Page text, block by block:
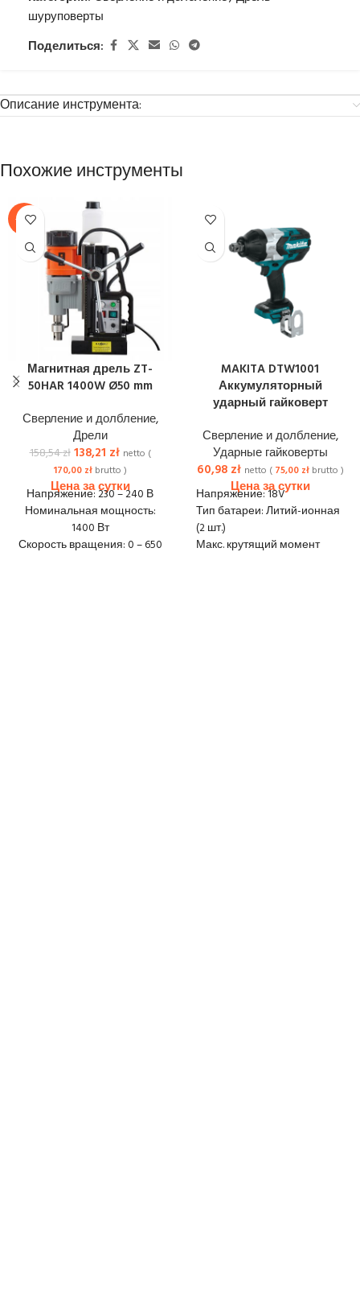
шуруповерты
Поделиться:
Описание инструмента:
Похожие инструменты
-13%
Магнитная дрель ZT-
50HAR 1400W Ø50 mm
Сверление и долбление,
Дрели
158,54zł 138,21 zł netto (
170,00 zł brutto )
Напряжение: 230 – 240 В
Номинальная мощность:
1400 Вт
Скорость вращения: 0 – 650
MAKITA DTW1001
Аккумуляторный
ударный гайковерт
Сверление и долбление,
Ударные гайковерты
60,98 zł netto ( 75,00 złbrutto )
Напряжение: 18V
Тип батареи: Литий-ионная
(2 шт.)
Макс. крутящий момент